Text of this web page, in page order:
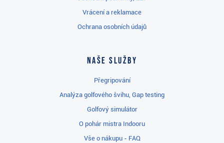
Vrácení a reklamace
Ochrana osobních údajů
Naše služby
Přegripování
Analýza golfového švihu, Gap testing
Golfový simulátor
O pohár mistra Indooru
Vše o nákupu - FAQ